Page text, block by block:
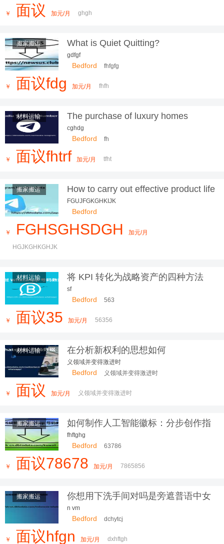
￥ 面议 加元/月 ghgh
搬家搬运 What is Quiet Quitting?
gdfgf
Bedford fhfgfg
￥ 面议fdg 加元/月 fhfh
材料运输
The purchase of luxury homes
'hands-on' reaches 70% of
transactions in London
cghdg
Bedford fh
￥ 面议fhtrf 加元/月 tfht
搬家搬运
How to carry out effective product life
cycle management? The 5 phases
explained
FGUJFGKGHKIJK
Bedford
￥ FGHSGHSDGH 加元/月
HGJKGHKGHJK
材料运输 将 KPI 转化为战略资产的四种方法
sf
Bedford 563
￥ 面议35 加元/月 56356
材料运输 在分析新权利的思想如何
义领域并变得激进时
Bedford 义领域并变得激进时
￥ 面议 加元/月 义领域并变得激进时
搬家搬运
如何制作人工智能徽标：分步创作指
南
fhftghg
Bedford 63786
￥ 面议78678 加元/月 7865856
搬家搬运 你想用下洗手间对吗是旁遮普语中女
n vm
Bedford dchytcj
￥ 面议hfgn 加元/月 dxhftgh